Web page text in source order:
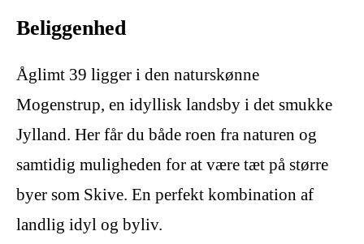
Beliggenhed
Åglimt 39 ligger i den naturskønne
Mogenstrup, en idyllisk landsby i det smukke
Jylland. Her får du både roen fra naturen og
samtidig muligheden for at være tæt på større
byer som Skive. En perfekt kombination af
landlig idyl og byliv.